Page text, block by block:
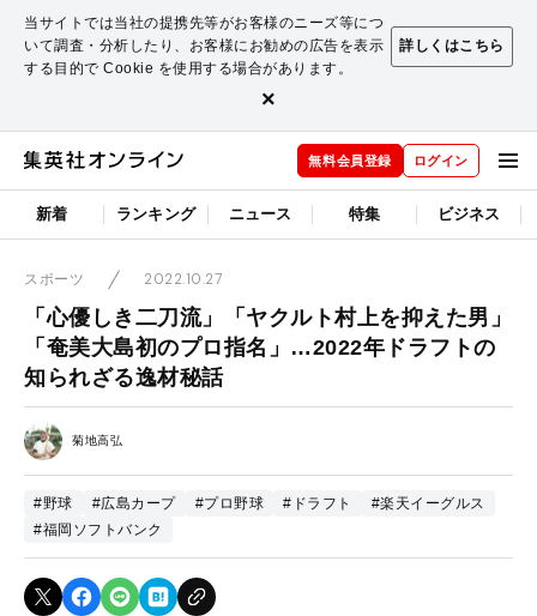
当サイトでは当社の提携先等がお客様のニーズ等につ
いて調査・分析したり、お客様にお勧めの広告を表示
する目的で Cookie を使用する場合があります。
詳しくはこちら
×
無料会員登録 ログイン
新着 ランキング ニュース 特集 ビジネス
スポーツ 2022.10.27
「心優しき二刀流」「ヤクルト村上を抑えた男」
「奄美大島初のプロ指名」…2022年ドラフトの
知られざる逸材秘話
菊地高弘
#野球 #広島カープ #プロ野球 #ドラフト
#楽天イーグルス
#福岡ソフトバンク